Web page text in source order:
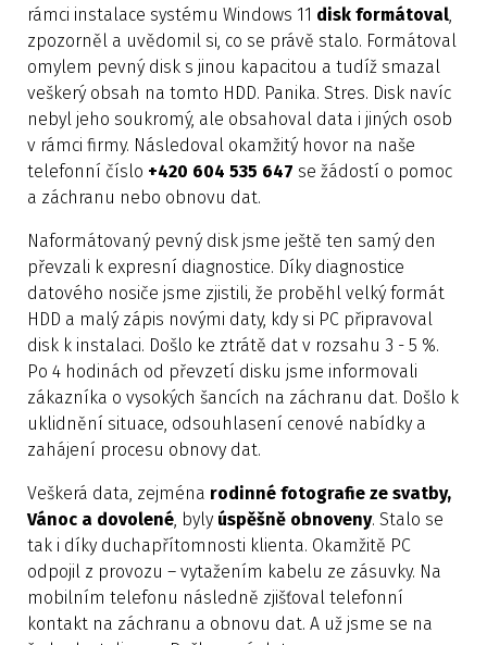
rámci instalace systému Windows 11 disk formátoval,
zpozorněl a uvědomil si, co se právě stalo. Formátoval
omylem pevný disk s jinou kapacitou a tudíž smazal
veškerý obsah na tomto HDD. Panika. Stres. Disk navíc
nebyl jeho soukromý, ale obsahoval data i jiných osob
v rámci firmy. Následoval okamžitý hovor na naše
telefonní číslo +420 604 535 647 se žádostí o pomoc
a záchranu nebo obnovu dat.
Naformátovaný pevný disk jsme ještě ten samý den
převzali k expresní diagnostice. Díky diagnostice
datového nosiče jsme zjistili, že proběhl velký formát
HDD a malý zápis novými daty, kdy si PC připravoval
disk k instalaci. Došlo ke ztrátě dat v rozsahu 3 - 5 %.
Po 4 hodinách od převzetí disku jsme informovali
zákazníka o vysokých šancích na záchranu dat. Došlo k
uklidnění situace, odsouhlasení cenové nabídky a
zahájení procesu obnovy dat.
Veškerá data, zejména rodinné fotografie ze svatby,
Vánoc a dovolené, byly úspěšně obnoveny. Stalo se
tak i díky duchapřítomnosti klienta. Okamžitě PC
odpojil z provozu – vytažením kabelu ze zásuvky. Na
mobilním telefonu následně zjišťoval telefonní
kontakt na záchranu a obnovu dat. A už jsme se na